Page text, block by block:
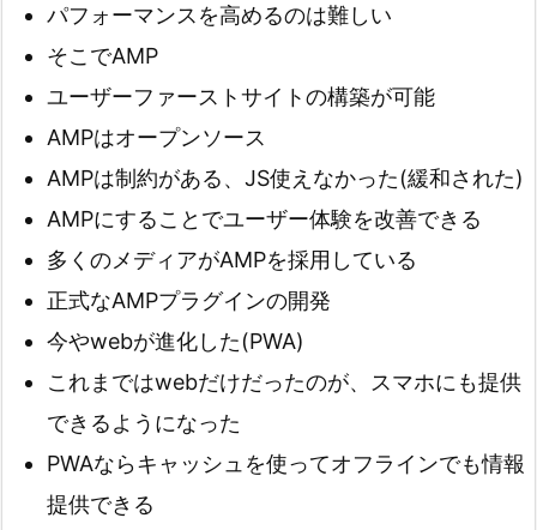
パフォーマンスを高めるのは難しい
そこでAMP
ユーザーファーストサイトの構築が可能
AMPはオープンソース
AMPは制約がある、JS使えなかった(緩和された)
AMPにすることでユーザー体験を改善できる
多くのメディアがAMPを採用している
正式なAMPプラグインの開発
今やwebが進化した(PWA)
これまではwebだけだったのが、スマホにも提供
できるようになった
PWAならキャッシュを使ってオフラインでも情報
提供できる